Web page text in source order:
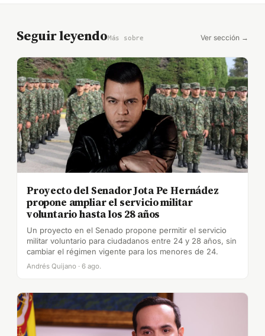
Seguir leyendoMás sobre Ver sección →
Proyecto del Senador Jota Pe Hernádez
propone ampliar el servicio militar
voluntario hasta los 28 años
Un proyecto en el Senado propone permitir el servicio
militar voluntario para ciudadanos entre 24 y 28 años, sin
cambiar el régimen vigente para los menores de 24.
Andrés Quijano · 6 ago.